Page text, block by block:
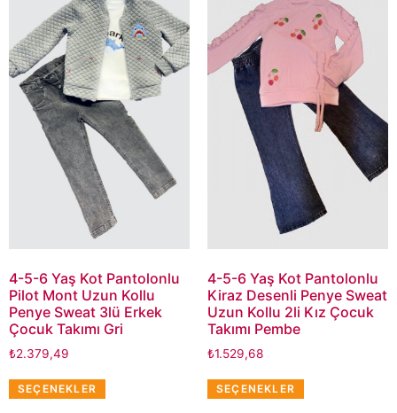
4-5-6 Yaş Kot Pantolonlu
Pilot Mont Uzun Kollu
Penye Sweat 3lü Erkek
Çocuk Takımı Gri
₺2.379,49
SEÇENEKLER
4-5-6 Yaş Kot Pantolonlu
Kiraz Desenli Penye Sweat
Uzun Kollu 2li Kız Çocuk
Takımı Pembe
₺1.529,68
SEÇENEKLER